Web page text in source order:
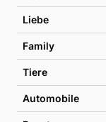
Liebe
Family
Tiere
Automobile